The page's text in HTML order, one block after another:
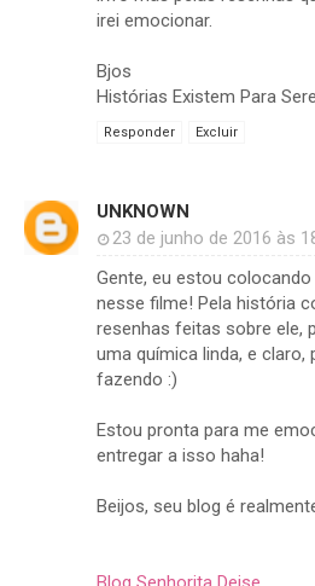
irei emocionar.
Bjos
Histórias Existem Para
Responder Excluir
UNKNOWN
23 de junho de 2016 às
Gente, eu estou
nesse filme! Pela história
resenhas feitas sobre ele,
uma química linda, e
fazendo :)
Estou pronta para me
entregar a isso haha!
Beijos, seu blog é